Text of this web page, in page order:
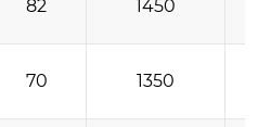
82 1450
70 1350